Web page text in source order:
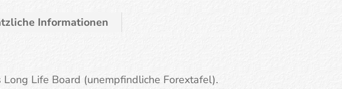
Informationen
Life Board (unempfindliche Forextafel).